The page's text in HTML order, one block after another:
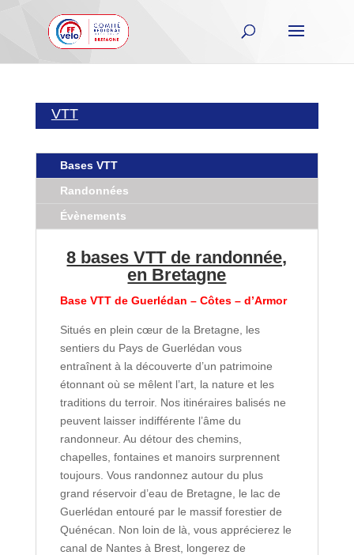
VTT
Bases VTT
Randonnées
Évènements
8 bases VTT de randonnée,
en Bretagne
Base VTT de Guerlédan – Côtes – d’Armor
Situés en plein cœur de la Bretagne, les
sentiers du Pays de Guerlédan vous
entraînent à la découverte d’un patrimoine
étonnant où se mêlent l’art, la nature et les
traditions du terroir. Nos itinéraires balisés ne
peuvent laisser indifférente l’âme du
randonneur. Au détour des chemins,
chapelles, fontaines et manoirs surprennent
toujours. Vous randonnez autour du plus
grand réservoir d’eau de Bretagne, le lac de
Guerlédan entouré par le massif forestier de
Quénécan. Non loin de là, vous apprécierez le
canal de Nantes à Brest, longerez de